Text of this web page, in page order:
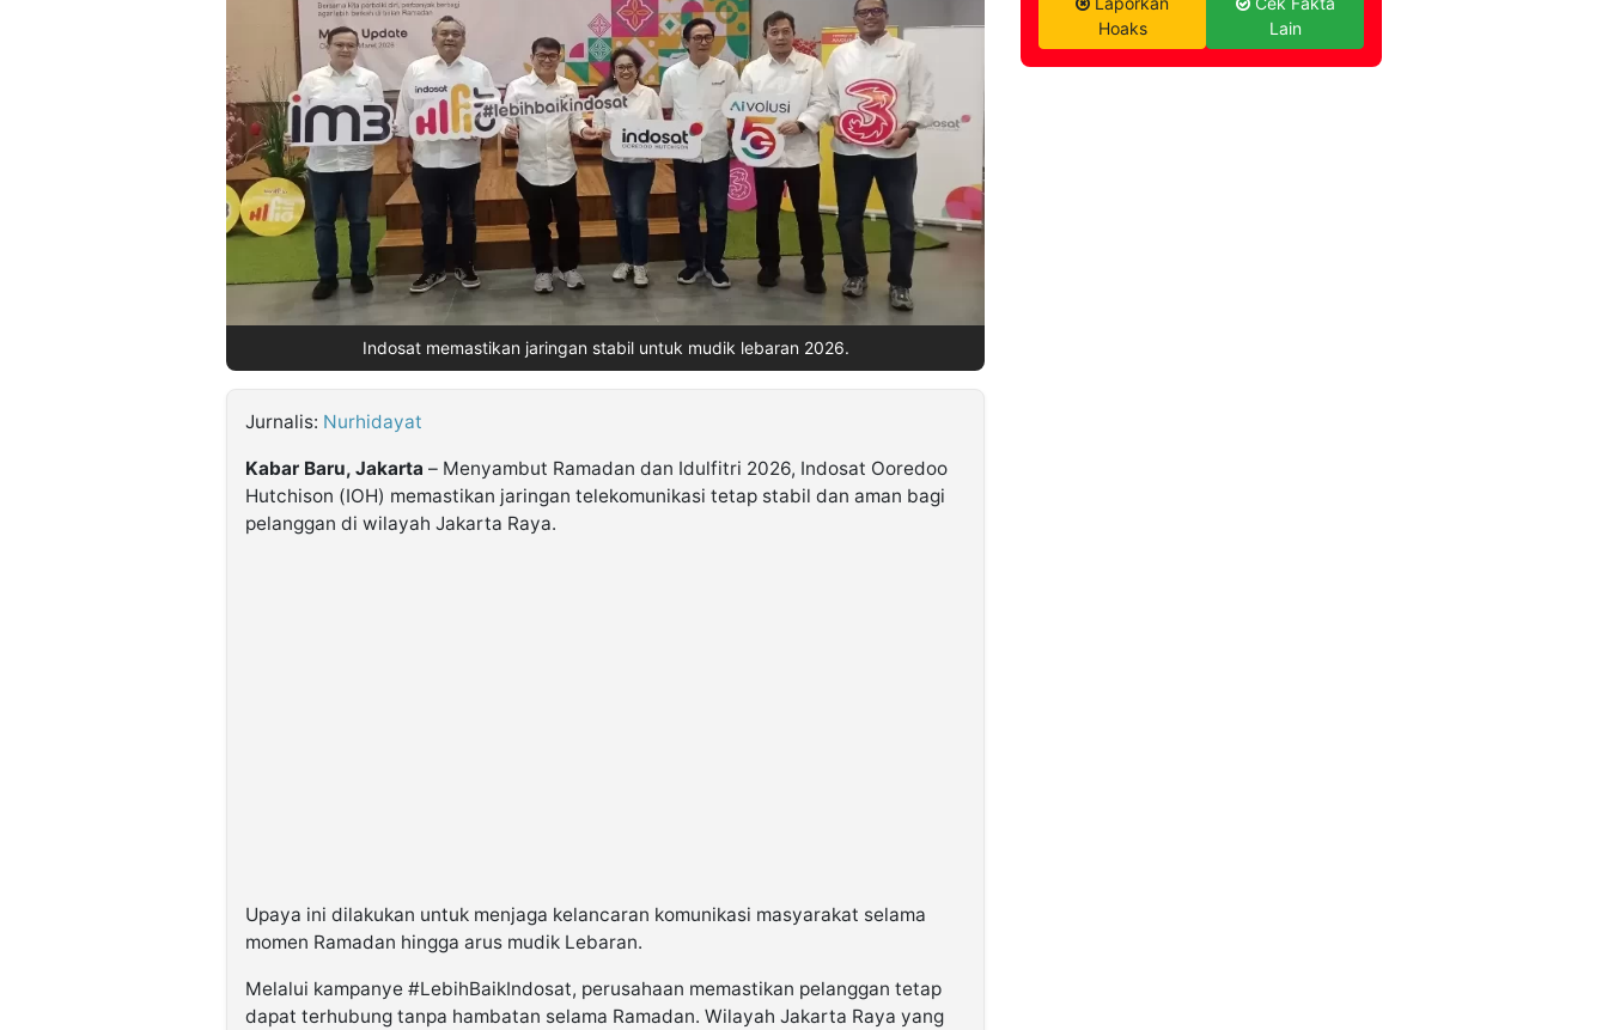
Indosat memastikan jaringan stabil untuk mudik lebaran 2026.
Jurnalis: Nurhidayat
Kabar Baru, Jakarta – Menyambut Ramadan dan Idulfitri 2026, Indosat Ooredoo
Hutchison (IOH) memastikan jaringan telekomunikasi tetap stabil dan aman bagi
pelanggan di wilayah Jakarta Raya.
Upaya ini dilakukan untuk menjaga kelancaran komunikasi masyarakat selama
momen Ramadan hingga arus mudik Lebaran.
Melalui kampanye #LebihBaikIndosat, perusahaan memastikan pelanggan tetap
dapat terhubung tanpa hambatan selama Ramadan. Wilayah Jakarta Raya yang
Hoaks
Lain